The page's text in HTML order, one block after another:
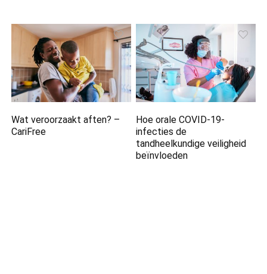
Wat veroorzaakt aften? –
CariFree
Hoe orale COVID-19-
infecties de
tandheelkundige veiligheid
beïnvloeden